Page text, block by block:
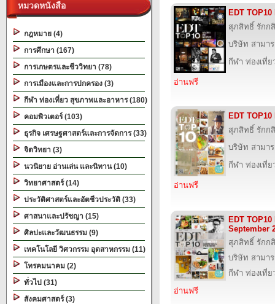
หมวดหนังสือ
กฎหมาย (4)
การศึกษา (167)
การเกษตรและชีววิทยา (78)
การเมืองและการปกครอง (3)
กีฬา ท่องเที่ยว สุขภาพและอาหาร (180)
คอมพิวเตอร์ (103)
ธุรกิจ เศรษฐศาสตร์และการจัดการ (33)
จิตวิทยา (3)
นวนิยาย อ่านเล่น และนิทาน (10)
วิทยาศาสตร์ (14)
ประวัติศาสตร์และอัตชีวประวัติ (33)
ศาสนาและปรัชญา (15)
ศิลปะและวัฒนธรรม (9)
เทคโนโลยี วิศวกรรม อุตสาหกรรม (11)
โทรคมนาคม (2)
ทั่วไป (31)
สังคมศาสตร์ (3)
EDT
สุภสิทธิ์ รักก
บริษัท สามา
กีฬา ท่องเที่
อ่านฟรี
EDT
สุภสิทธิ์ รักก
บริษัท สามา
กีฬา ท่องเที่
อ่านฟรี
EDT
September
สุภสิทธิ์ รักก
บริษัท สามา
กีฬา ท่องเที่
อ่านฟรี